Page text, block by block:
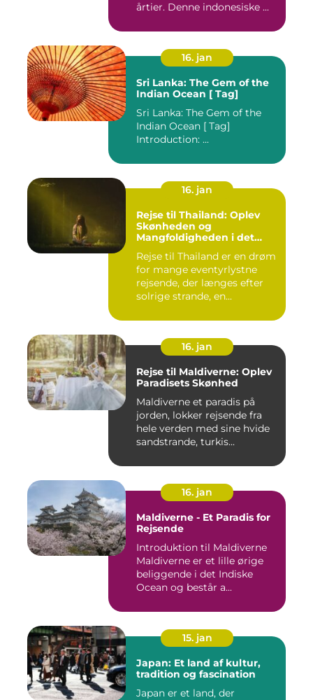
årtier. Denne indonesiske ...
16. jan
Sri Lanka: The Gem of the
Indian Ocean [ Tag]
Sri Lanka: The Gem of the
Indian Ocean [ Tag]
Introduction: ...
16. jan
Rejse til Thailand: Oplev
Skønheden og
Mangfoldigheden i det
Rejse til Thailand er en drøm
for mange eventyrlystne
rejsende, der længes efter
solrige strande, en...
16. jan
Rejse til Maldiverne: Oplev
Paradisets Skønhed
Maldiverne et paradis på
jorden, lokker rejsende fra
hele verden med sine hvide
sandstrande, turkis...
16. jan
Maldiverne - Et Paradis for
Rejsende
Introduktion til Maldiverne
Maldiverne er et lille ørige
beliggende i det Indiske
Ocean og består a...
15. jan
Japan: Et land af kultur,
tradition og fascination
Japan er et land, der